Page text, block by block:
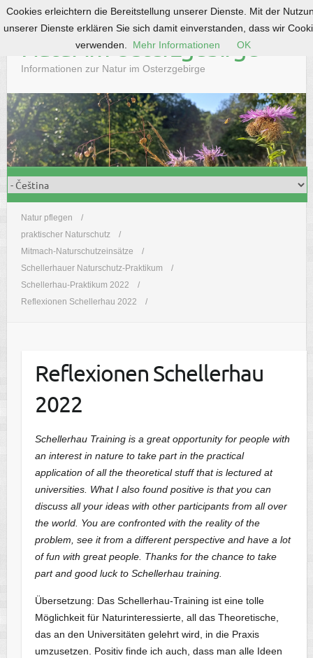
S
k
o
c
o
n
t
Natur im Osterzgebirge
Informationen zur Natur im Osterzgebirge
Natur pflegen
praktischer Naturschutz
Mitmach-Naturschutzeinsätze
Schellerhauer Naturschutz-Praktikum
Schellerhau-Praktikum 2022
Reflexionen Schellerhau 2022
Reflexionen Schellerhau
2022
Schellerhau Training is a great opportunity for people with
an interest in nature to take part in the practical
application of all the theoretical stuff that is lectured at
universities. What I also found positive is that you can
discuss all your ideas with other participants from all over
the world. You are confronted with the reality of the
problem, see it from a different perspective and have a lot
of fun with great people. Thanks for the chance to take
part and good luck to Schellerhau training.
Übersetzung: Das Schellerhau-Training ist eine tolle
Möglichkeit für Naturinteressierte, all das Theoretische,
das an den Universitäten gelehrt wird, in die Praxis
umzusetzen. Positiv finde ich auch, dass man alle Ideen
Cookies erleichtern die Bereitstellung unserer Dienste. Mit der
unserer Dienste erklären Sie sich damit einverstanden, dass wir
verwenden.
Mehr Informationen OK